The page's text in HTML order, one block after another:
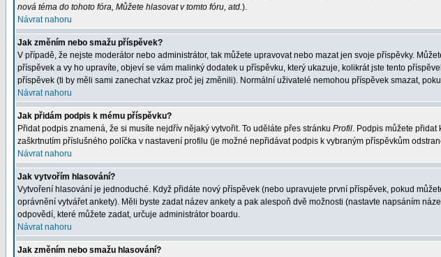
nová téma do tohoto fóra, Můžete hlasovat v tomto fóru, atd.).
Návrat nahoru
Jak změním nebo smažu příspěvek?
V případě, že nejste moderátor nebo administrátor, tak můžete upravovat nebo mazat jen svoje příspěvky.
příspěvek a vy ho upravíte, objeví se vám malinký dodatek u příspěvku, který ukazuje, kolikrát jste tento
příspěvek (ti by měli sami zanechat vzkaz proč jej změnili). Normální uživatelé nemohou příspěvek smazat,
Návrat nahoru
Jak přidám podpis k mému příspěvku?
Přidat podpis znamená, že si musíte nejdřív nějaký vytvořit. To uděláte přes stránku Profil. Podpis můžete přidat
zaškrtnutím příslušného políčka v nastavení profilu (je možné nepřidávat podpis k vybraným příspěvkům
Návrat nahoru
Jak vytvořím hlasování?
Vytvoření hlasování je jednoduché. Když přidáte nový příspěvek (nebo upravujete první příspěvek, pokud
oprávnění vytvářet ankety). Měli byste zadat název ankety a pak alespoň dvě možnosti (nastavte napsáním
odpovědí, které můžete zadat, určuje administrátor boardu.
Návrat nahoru
Jak změním nebo smažu hlasování?